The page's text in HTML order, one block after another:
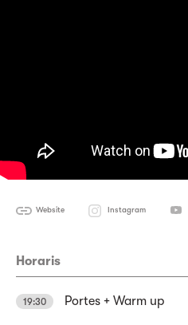
Website Instagram
Horaris
19:30 Portes + Warm up